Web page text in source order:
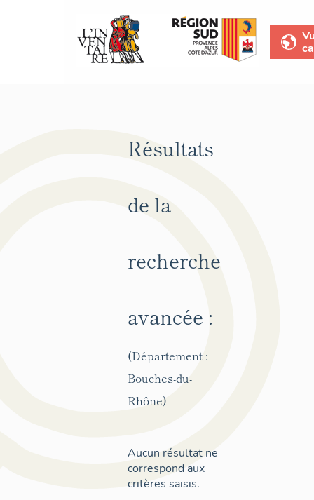
Résultats
de la
recherche
avancée :
(Département :
Bouches-du-
Rhône)
Aucun résultat ne
correspond aux
critères saisis.